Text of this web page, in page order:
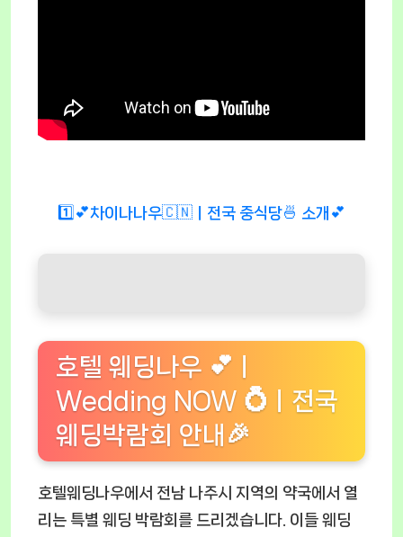
1️⃣💕차이나나우🇨🇳ㅣ전국 중식당🍜 소개💕
호텔 웨딩나우 💕ㅣ
Wedding NOW 💍ㅣ전국
웨딩박람회 안내🎉
호텔웨딩나우에서 전남 나주시 지역의 약국에서 열
리는 특별 웨딩 박람회를 드리겠습니다. 이들 웨딩